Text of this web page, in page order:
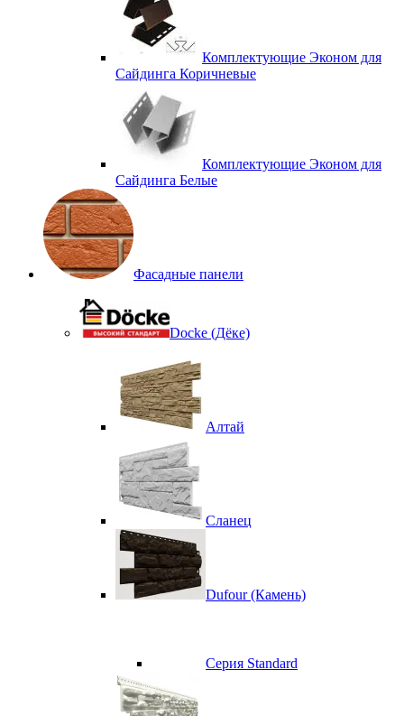
Комплектующие Эконом для
Сайдинга Коричневые
Комплектующие Эконом для
Сайдинга Белые
Фасадные панели
Docke (Дёке)
Алтай
Сланец
Dufour (Камень)
Серия Standard